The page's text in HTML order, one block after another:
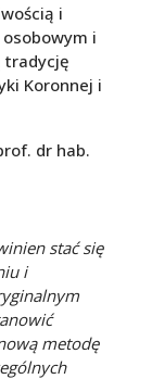
i
i
tradycję
Koronnej i
dr hab.
stać się
i
metodę